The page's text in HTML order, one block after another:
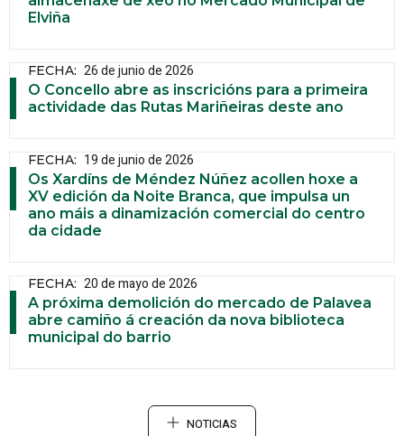
Elviña
FECHA: 26 de junio de 2026
O Concello abre as inscricións para a primeira
actividade das Rutas Mariñeiras deste ano
FECHA: 19 de junio de 2026
Os Xardíns de Méndez Núñez acollen hoxe a
XV edición da Noite Branca, que impulsa un
ano máis a dinamización comercial do centro
da cidade
FECHA: 20 de mayo de 2026
A próxima demolición do mercado de Palavea
abre camiño á creación da nova biblioteca
municipal do barrio
NOTICIAS